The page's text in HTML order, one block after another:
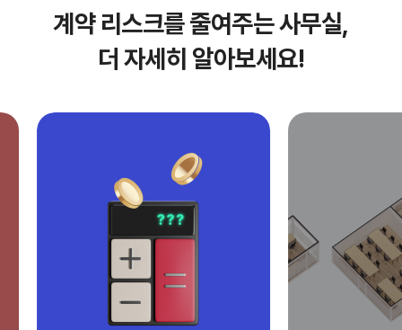
계약 리스크를 줄여주는 사무실,
더 자세히 알아보세요!